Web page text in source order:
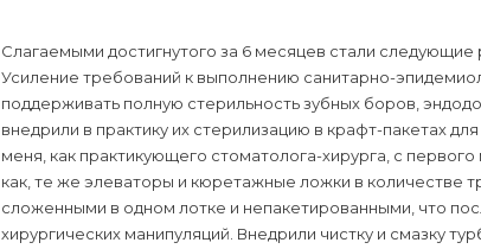
Слагаемыми достигнутого за 6 месяцев стали следующие
Усиление требований к выполнению санитарно-
поддерживать полную стерильность зубных боров,
внедрили в практику их стерилизацию в крафт-пакетах
меня, как практикующего стоматолога-хирурга, с
как, те же элеваторы и кюретажные ложки в количестве
сложенными в одном лотке и непакетированными, что
хирургических манипуляций. Внедрили чистку и смазку